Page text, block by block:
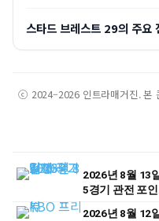
스타드 브레스트 29의 주요
ⓒ 2024–2026 인트라매거진. 본
2026년 8월 13
5경기 관전 포
2026년 8월 12